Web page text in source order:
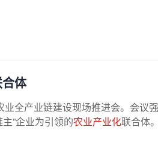
体
全产业链建设现场推进会。会议
”企业为引领的农业产业化联合体。